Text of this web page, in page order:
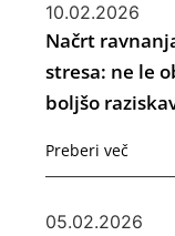
10.02.2026
Načrt
stresa: ne le
boljšo
Preberi več
05.02.2026